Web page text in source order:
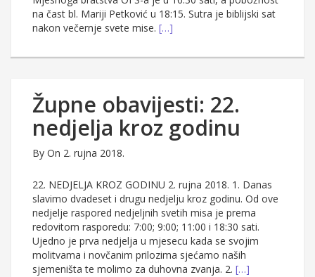
na čast bl. Mariji Petković u 18:15. Sutra je biblijski sat
nakon večernje svete mise. […]
Župne obavijesti: 22.
nedjelja kroz godinu
By On 2. rujna 2018.
22. NEDJELJA KROZ GODINU 2. rujna 2018. 1. Danas
slavimo dvadeset i drugu nedjelju kroz godinu. Od ove
nedjelje raspored nedjeljnih svetih misa je prema
redovitom rasporedu: 7:00; 9:00; 11:00 i 18:30 sati.
Ujedno je prva nedjelja u mjesecu kada se svojim
molitvama i novčanim prilozima sjećamo naših
sjemeništa te molimo za duhovna zvanja. 2. […]